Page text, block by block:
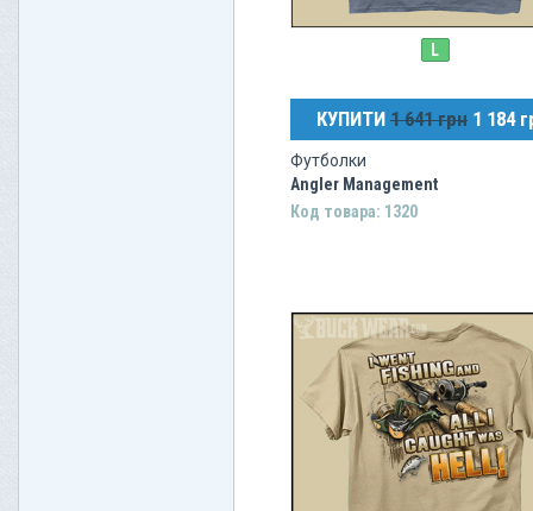
L
КУПИТИ 1 641 грн 1 184
Футболки
Angler Management
Код товара: 1320